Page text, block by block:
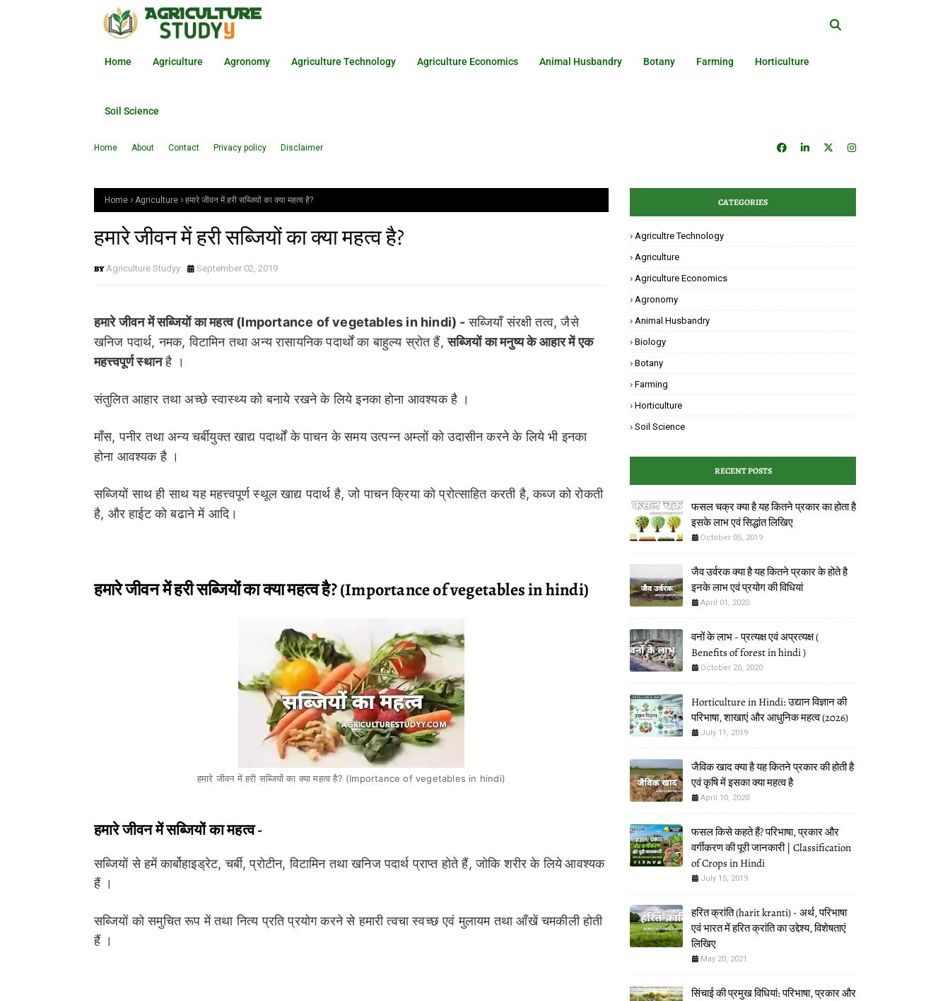
Home Agriculture Agronomy Agriculture Technology Agriculture Economics Animal Husbandry Botany Farming Horticulture
Soil Science
Home About Contact Privacy policy Disclaimer
Home Agriculture हमारे जीवन में हरी सब्जियों का क्या महत्व है?
हमारे जीवन में हरी सब्जियों का क्या महत्व है?
Agriculture Studyy September 02, 2019
हमारे जीवन में सब्जियों का महत्व (Importance of vegetables in hindi) -सब्जियाँ संरक्षी तत्व, जैसे
खनिज पदार्थ, नमक, विटामिन तथा अन्य रासायनिक पदार्थों का बाहुल्य स्रोत हैं,सब्जियों का मनुष्य के आहार में एक
महत्त्वपूर्ण स्थानहै ।
संतुलित आहार तथा अच्छे स्वास्थ्य को बनाये रखने के लिये इनका होना आवश्यक है ।
माँस, पनीर तथा अन्य चर्बीयुक्त खाद्य पदार्थों के पाचन के समय उत्पन्न अम्लों को उदासीन करने के लिये भी इनका
होना आवश्यक है ।
सब्जियों साथ ही साथ यह महत्त्वपूर्ण स्थूल खाद्य पदार्थ है, जो पाचन क्रिया को प्रोत्साहित करती है, कब्ज को रोकती
है, और हाईट को बढाने में आदि।
हमारे जीवन में हरी सब्जियों का क्या महत्व है? (Importance of vegetables in hindi)
हमारे जीवन में हरी सब्जियों का क्या महत्व है? (Importance of vegetables in hindi)
हमारे जीवन में सब्जियों का महत्व -
सब्जियों से हमें कार्बोहाइड्रेट, चर्बी, प्रोटीन, विटामिन तथा खनिज पदार्थ प्राप्त होते हैं, जोकि शरीर के लिये आवश्यक
हैं ।
सब्जियों को समुचित रूप में तथा नित्य प्रति प्रयोग करने से हमारी त्वचा स्वच्छ एवं मुलायम तथा आँखें चमकीली होती
हैं ।
CATEGORIES
Agricultre Technology
Agriculture
Agriculture Economics
Agronomy
Animal Husbandry
Biology
Botany
Farming
Horticulture
Soil Science
RECENT POSTS
फसल चक्र क्या है यह कितने प्रकार का होता है
इसके लाभ एवं ‌सिद्धांत लिखिए
October 05, 2019
जैव उर्वरक क्या है यह कितने प्रकार के होते है
इनके लाभ एवं प्रयोग की विधियां
April 01, 2020
वनों के लाभ - प्रत्यक्ष एवं अप्रत्यक्ष (
Benefits of forest in hindi )
October 20, 2020
Horticulture in Hindi: उद्यान विज्ञान की
परिभाषा, शाखाएं और आधुनिक महत्व (2026)
July 11, 2019
जैविक खाद क्या है यह कितने प्रकार की होती है
एवं कृषि में इसका क्या महत्व है
April 10, 2020
फसल किसे कहते हैं? परिभाषा, प्रकार और
वर्गीकरण की पूरी जानकारी | Classification
of Crops in Hindi
July 15, 2019
हरित क्रांति (harit kranti) - अर्थ, परिभाषा
एवं भारत में हरित क्रांति का उद्देश्य, विशेषताएं
लिखिए
May 20, 2021
सिंचाई की प्रमुख विधियां: परिभाषा, प्रकार और